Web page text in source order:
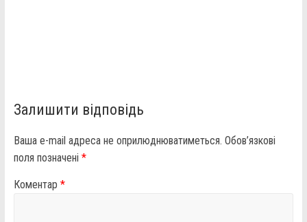
Залишити відповідь
Ваша e-mail адреса не оприлюднюватиметься. Обов’язкові
поля позначені *
Коментар *